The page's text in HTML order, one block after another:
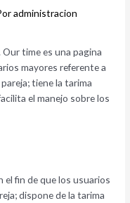
administracion
time es una pagina
mayores referente a
tiene la tarima
el manejo sobre los
fin de que los usuarios
dispone de la tarima